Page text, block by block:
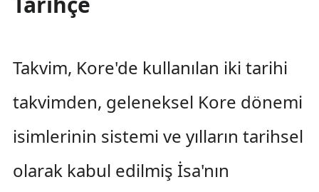
Takvim, Kore'de kullanılan iki tarihi
takvimden, geleneksel Kore dönemi
isimlerinin sistemi ve yılların tarihsel
olarak kabul edilmiş İsa'nın